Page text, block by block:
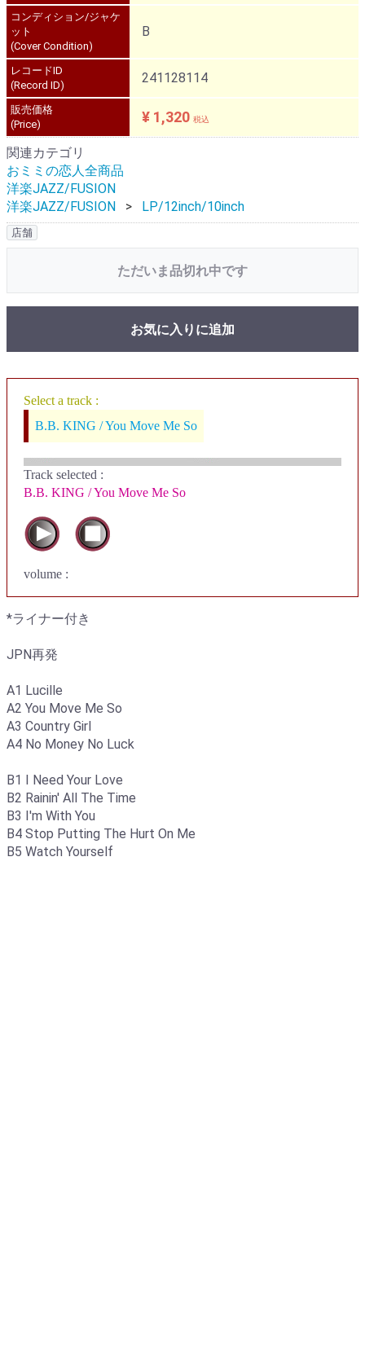
コンディション/ジャケ
ット
(Cover Condition)
B
レコードID
(Record ID)
241128114
販売価格
(Price)
¥ 1,320 税込
関連カテゴリ
おミミの恋人全商品
洋楽JAZZ/FUSION
洋楽JAZZ/FUSION
LP/12inch/10inch
店舗
ただいま品切れ中です
お気に入りに追加
Select a track :
B.B. KING / You Move Me So
Track selected :
B.B. KING / You Move Me So
volume :
*ライナー付き
JPN再発
A1 Lucille
A2 You Move Me So
A3 Country Girl
A4 No Money No Luck
B1 I Need Your Love
B2 Rainin' All The Time
B3 I'm With You
B4 Stop Putting The Hurt On Me
B5 Watch Yourself